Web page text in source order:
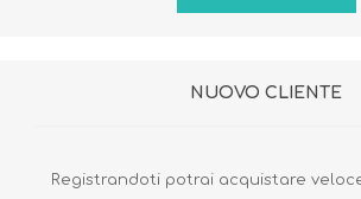
NUOVO CLIENTE
Registrandoti potrai acquistare